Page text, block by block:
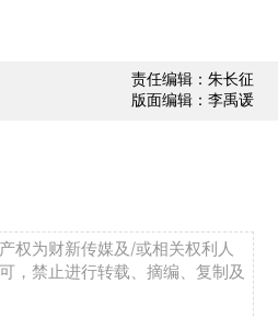
责任编辑：朱长征
版面编辑：李禹谖
权为财新传媒及/或相关权利人
，禁止进行转载、摘编、复制及